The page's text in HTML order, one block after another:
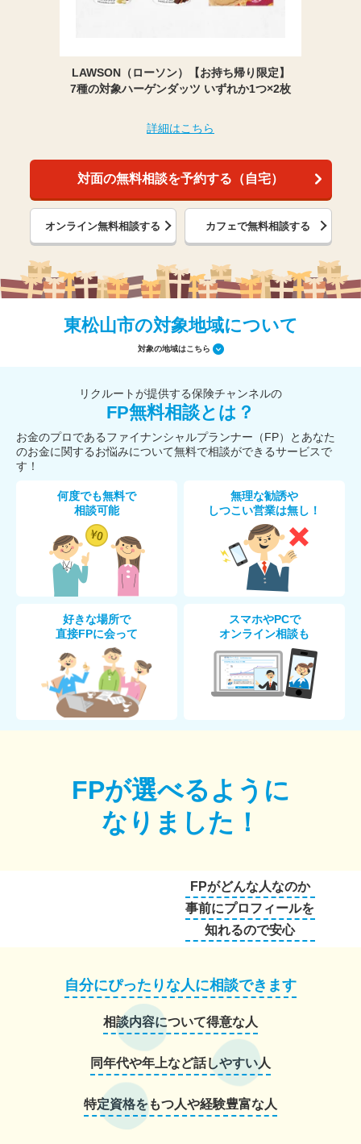
LAWSON（ローソン）【お持ち帰り限定】
7種の対象ハーゲンダッツ いずれか1つ×2枚
詳細はこちら
対面の無料相談を予約する（自宅）
オンライン無料相談する カフェで無料相談する
東松山市の対象地域について
対象の地域はこちら
リクルートが提供する保険チャンネルの
FP無料相談とは？
お金のプロであるファイナンシャルプランナー（FP）とあなた
のお金に関するお悩みについて無料で相談ができるサービスで
す！
何度でも無料で
相談可能
無理な勧誘や
しつこい営業は無し！
好きな場所で
直接FPに会って
スマホやPCで
オンライン相談も
FPが選べるように
なりました！
FPがどんな人なのか
事前にプロフィールを
知れるので安心
自分にぴったりな人に相談できます
相談内容について得意な人
同年代や年上など話しやすい人
特定資格をもつ人や経験豊富な人